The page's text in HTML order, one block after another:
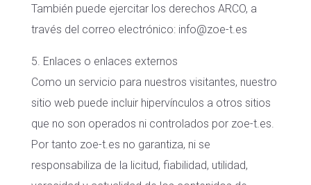
También puede ejercitar los derechos ARCO, a
través del correo electrónico: info@zoe-t.es
5. Enlaces o enlaces externos
Como un servicio para nuestros visitantes, nuestro
sitio web puede incluir hipervínculos a otros sitios
que no son operados ni controlados por zoe-t.es.
Por tanto zoe-t.es no garantiza, ni se
responsabiliza de la licitud, fiabilidad, utilidad,